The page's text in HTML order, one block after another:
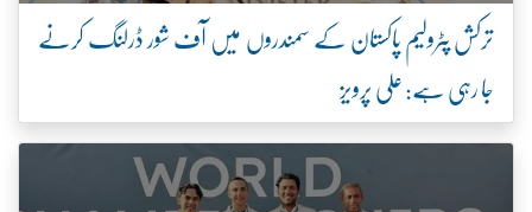
ترکش پٹرولیم پاکستان کے سمندروں میں آف شور ڈرلنگ کرنے
جا رہی ہے: علی پرویز